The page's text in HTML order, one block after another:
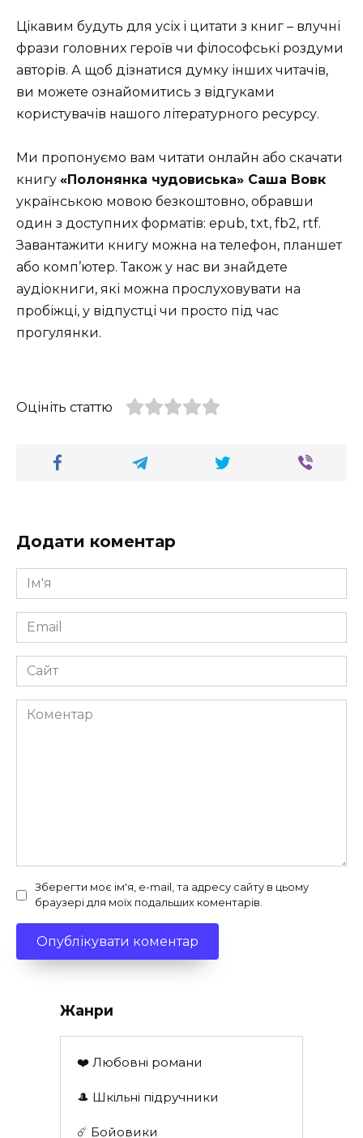
Цікавим будуть для усіх і цитати з книг – влучні
фрази головних героїв чи філософські роздуми
авторів. А щоб дізнатися думку інших читачів,
ви можете ознайомитись з відгуками
користувачів нашого літературного ресурсу.
Ми пропонуємо вам читати онлайн або скачати
книгу «Полонянка чудовиська» Саша Вовк
українською мовою безкоштовно, обравши
один з доступних форматів: epub, txt, fb2, rtf.
Завантажити книгу можна на телефон, планшет
або комп’ютер. Також у нас ви знайдете
аудіокниги, які можна прослуховувати на
пробіжці, у відпустці чи просто під час
прогулянки.
Оцініть статтю
Додати коментар
Ім'я
*
Email
*
Сайт
Коментар
Зберегти моє ім'я, e-mail, та адресу сайту в цьому
браузері для моїх подальших коментарів.
Жанри
❤️ Любовні романи
🎩 Шкільні підручники
☄️ Бойовики